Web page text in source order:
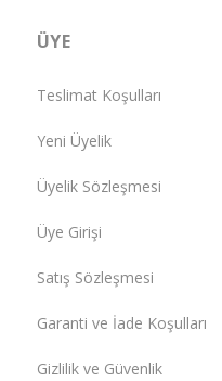
ÜYE
Teslimat Koşulları
Yeni Üyelik
Üyelik Sözleşmesi
Üye Girişi
Satış Sözleşmesi
Garanti ve İade Koşulları
Gizlilik ve Güvenlik